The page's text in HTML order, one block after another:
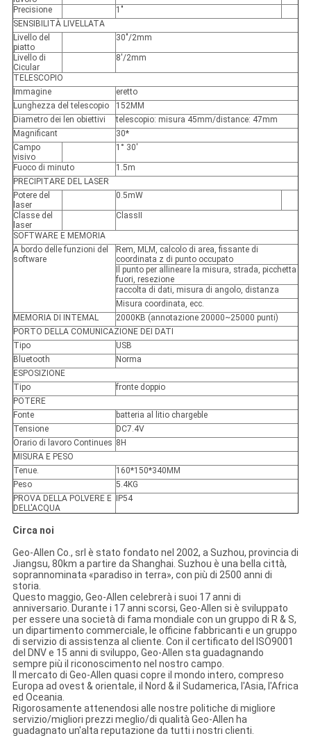
Precisione
1"
SENSIBILITÀ LIVELLATA
Livello del
piatto
30"/2mm
Livello di
Cicular
8'/2mm
TELESCOPIO
Immagine
eretto
Lunghezza del telescopio
152MM
Diametro dei len obiettivi
telescopio: misura 45mm/distance: 47mm
Magnificant
30*
Campo
visivo
1° 30'
Fuoco di minuto
1.5m
PRECIPITARE DEL LASER
Potere del
laser
0.5mW
Classe del
laser
ClassII
SOFTWARE E MEMORIA
A bordo delle funzioni del
software
Rem, MLM, calcolo di area, fissante di
coordinata z di punto occupato
Il punto per allineare la misura, strada, picchetta
fuori, resezione
raccolta di dati, misura di angolo, distanza
Misura coordinata, ecc.
MEMORIA DI INTEMAL
2000KB (annotazione 20000~25000 punti)
PORTO DELLA COMUNICAZIONE DEI DATI
Tipo
USB
Bluetooth
Norma
ESPOSIZIONE
Tipo
fronte doppio
POTERE
Fonte
batteria al litio chargeble
Tensione
DC7.4V
Orario di lavoro Continues 8H
MISURA E PESO
Tenue.
160*150*340MM
Peso
5.4KG
PROVA DELLA POLVERE E
DELL'ACQUA
IP54
Circa noi
Geo-Allen Co., srl è stato fondato nel 2002, a Suzhou, provincia di
Jiangsu, 80km a partire da Shanghai. Suzhou è una bella città,
soprannominata «paradiso in terra», con più di 2500 anni di
storia.
Questo maggio, Geo-Allen celebrerà i suoi 17 anni di
anniversario. Durante i 17 anni scorsi, Geo-Allen si è sviluppato
per essere una società di fama mondiale con un gruppo di R & S,
un dipartimento commerciale, le officine fabbricanti e un gruppo
di servizio di assistenza al cliente. Con il certificato del ISO9001
del DNV e 15 anni di sviluppo, Geo-Allen sta guadagnando
sempre più il riconoscimento nel nostro campo.
Il mercato di Geo-Allen quasi copre il mondo intero, compreso
Europa ad ovest & orientale, il Nord & il Sudamerica, l'Asia, l'Africa
ed Oceania.
Rigorosamente attenendosi alle nostre politiche di migliore
servizio/migliori prezzi meglio/di qualità Geo-Allen ha
guadagnato un'alta reputazione da tutti i nostri clienti.